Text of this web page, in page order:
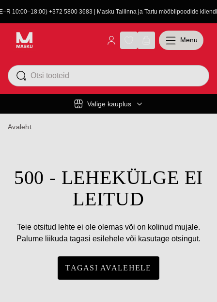
10:00–18:00) +372 5800 3683 | Masku Tallinna ja Tartu mööblipoodide
Valige kauplus
Menu
Avaleht
500 - LEHEKÜLGE EI
LEITUD
Teie otsitud lehte ei ole olemas või on kolinud mujale.
Palume liikuda tagasi esilehele või kasutage otsingut.
TAGASI AVALEHELE